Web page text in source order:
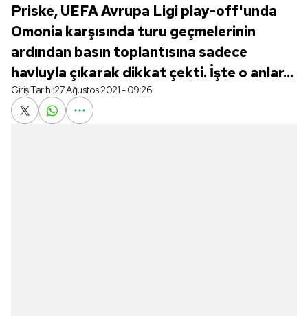
Priske, UEFA Avrupa Ligi play-off'unda
Omonia karşısında turu geçmelerinin
ardından basın toplantısına sadece
havluyla çıkarak dikkat çekti. İşte o anlar...
Giriş Tarihi:27 Ağustos 2021 - 09:26